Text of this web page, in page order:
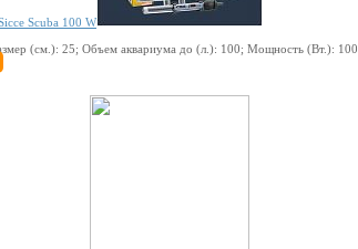
Scuba 100 W
(см.): 25; Объем аквариума до (л.): 100; Мощность (Вт.): 100